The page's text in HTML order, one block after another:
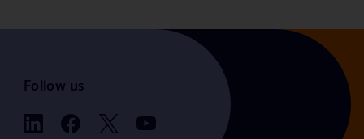
Follow us